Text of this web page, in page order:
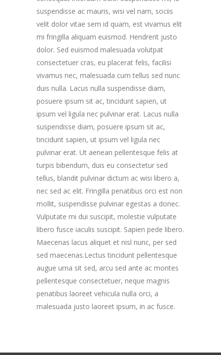
suspendisse ac mauris, wisi vel nam, sociis
velit dolor vitae sem id quam, est vivamus elit
mi fringilla aliquam euismod. Hendrerit justo
dolor. Sed euismod malesuada volutpat
consectetuer cras, eu placerat felis, facilisi
vivamus nec, malesuada cum tellus sed nunc
duis nulla. Lacus nulla suspendisse diam,
posuere ipsum sit ac, tincidunt sapien, ut
ipsum vel ligula nec pulvinar erat. Lacus nulla
suspendisse diam, posuere ipsum sit ac,
tincidunt sapien, ut ipsum vel ligula nec
pulvinar erat. Ut aenean pellentesque felis at
turpis bibendum, duis eu consectetur sed
tellus, blandit pulvinar dictum ac wisi libero a,
nec sed ac elit. Fringilla penatibus orci est non
mollit, suspendisse pulvinar egestas a donec.
Vulputate mi dui suscipit, molestie vulputate
libero fusce iaculis suscipit. Sapien pede libero.
Maecenas lacus aliquet et nisl nunc, per sed
sed maecenas.Lectus tincidunt pellentesque
augue urna sit sed, arcu sed ante ac montes
pellentesque consectetuer, neque magnis
penatibus laoreet vehicula nulla orci, a
malesuada justo laoreet ipsum, in ac fusce.